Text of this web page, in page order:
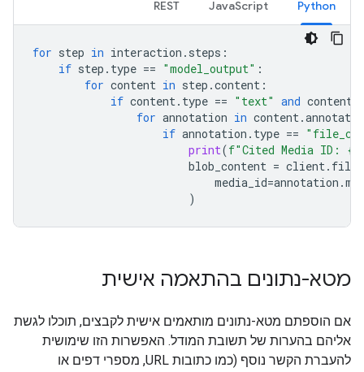
Python
JavaScript
REST
for step in interaction . steps :
if step . type == "model_output" :
for content in step .content :
if content. type == "text" and content
for annotation in content.
if annotation . type ==
print(f"Cited Media ID: {
blob_content = client.
media_id=annotation .
)
מטא-נתונים בהתאמה אישית
אם הוספתם מטא-נתונים מותאמים אישית לקבצים, תוכלו לגשת
אליהם בהערות של תשובת המודל. האפשרות הזו שימושית
להעברת הקשר נוסף (כמו כתובות URL, מספרי דפים או